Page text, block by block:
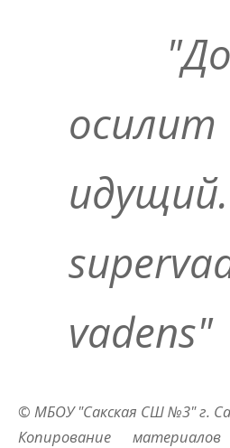
осилит
vadens"
© МБОУ "Сакская СШ №3" г.
Копирование